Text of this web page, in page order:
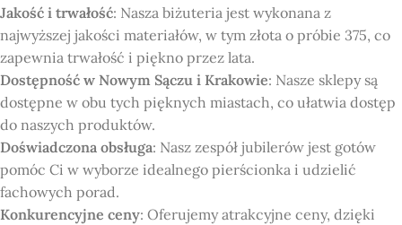
Jakość i trwałość: Nasza biżuteria jest wykonana z
najwyższej jakości materiałów, w tym złota o próbie 375, co
zapewnia trwałość i piękno przez lata.
Dostępność w Nowym Sączu i Krakowie: Nasze sklepy są
dostępne w obu tych pięknych miastach, co ułatwia dostęp
do naszych produktów.
Doświadczona obsługa: Nasz zespół jubilerów jest gotów
pomóc Ci w wyborze idealnego pierścionka i udzielić
fachowych porad.
Konkurencyjne ceny: Oferujemy atrakcyjne ceny, dzięki